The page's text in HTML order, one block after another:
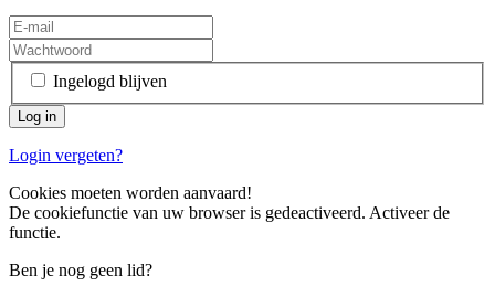
Ingelogd blijven
Login vergeten?
Cookies moeten worden aanvaard!
De cookiefunctie van uw browser is gedeactiveerd. Activeer de
functie.
Ben je nog geen lid?